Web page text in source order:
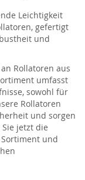
Leichtigkeit
gefertigt
und
Rollatoren aus
umfasst
sowohl für
Rollatoren
und sorgen
jetzt die
und